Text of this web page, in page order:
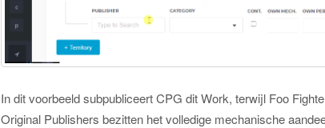
In dit voorbeeld subpubliceert CPG dit Work, terwijl Foo
Original Publishers bezitten het volledige mechanische